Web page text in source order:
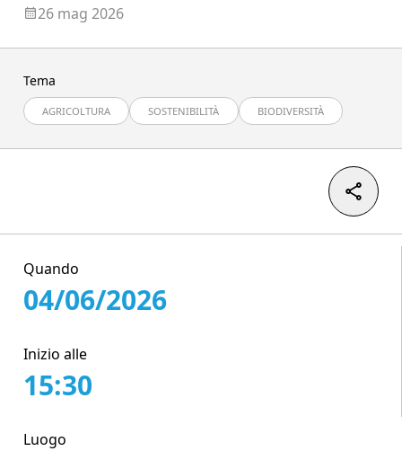
26 mag 2026
Tema
AGRICOLTURA SOSTENIBILITÀ BIODIVERSITÀ
Quando
04/06/2026
Inizio alle
15:30
Luogo